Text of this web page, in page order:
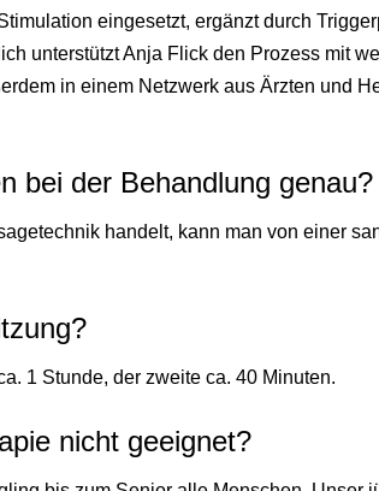
eingesetzt, ergänzt durch
unterstützt Anja Flick den Prozess mit
in einem Netzwerk aus Ärzten und
bei der Behandlung genau?
handelt, kann man von einer
1 Stunde, der zweite ca. 40 Minuten.
nicht geeignet?